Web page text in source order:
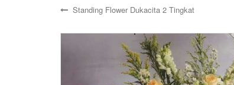
Standing Flower Dukacita 2 Tingkat